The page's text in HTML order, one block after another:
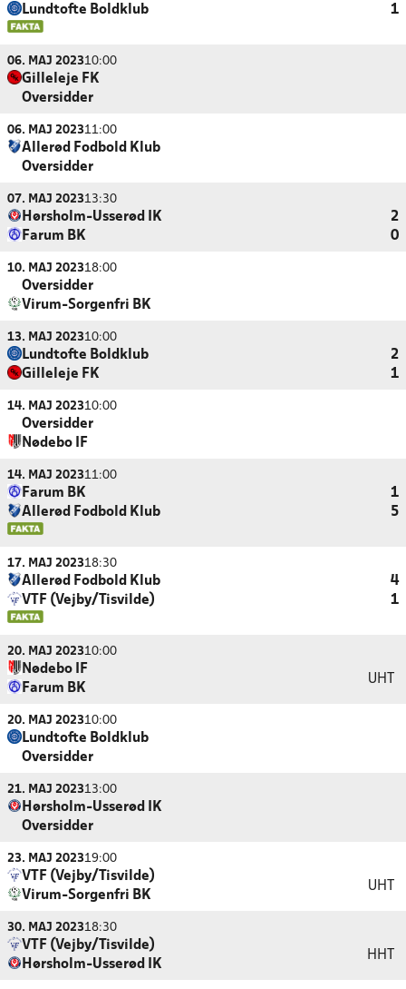
Lundtofte Boldklub 1
06. MAJ 202310:00
Gilleleje FK
Oversidder
06. MAJ 202311:00
Allerød Fodbold Klub
Oversidder
07. MAJ 202313:30
Hørsholm-Usserød IK
2
Farum BK
0
10. MAJ 202318:00
Oversidder
Virum-Sorgenfri BK
13. MAJ 202310:00
Lundtofte Boldklub
2
Gilleleje FK
1
14. MAJ 202310:00
Oversidder
Nødebo IF
14. MAJ 202311:00
Farum BK
1
Allerød Fodbold Klub
5
17. MAJ 202318:30
Allerød Fodbold Klub
4
VTF (Vejby/Tisvilde)
1
20. MAJ 202310:00
Nødebo IF
Farum BK
UHT
20. MAJ 202310:00
Lundtofte Boldklub
Oversidder
21. MAJ 202313:00
Hørsholm-Usserød IK
Oversidder
23. MAJ 202319:00
VTF (Vejby/Tisvilde)
Virum-Sorgenfri BK
UHT
30. MAJ 202318:30
VTF (Vejby/Tisvilde)
Hørsholm-Usserød IK
HHT